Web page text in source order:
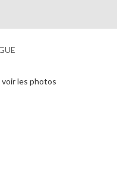
les photos